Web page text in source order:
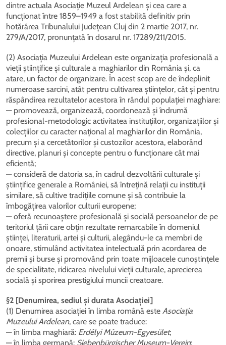
dintre actuala Asociație Muzeul Ardelean și cea care a
funcționat între 1859–1949 a fost stabilită definitiv prin
hotărârea Tribunalului Județean Cluj din 2 martie 2017, nr.
279/A/2017, pronunțată în dosarul nr. 17289/211/2015.
(2) Asociația Muzeului Ardelean este organizația profesională a
vieții științifice și culturale a maghiarilor din România și, ca
atare, un factor de organizare. În acest scop are de îndeplinit
numeroase sarcini, atât pentru cultivarea științelor, cât și pentru
răspândirea rezultatelor acestora în rândul populației maghiare:
— promovează, organizează, coordonează și îndrumă
profesional-metodologic activitatea instituțiilor, organizațiilor și
colecțiilor cu caracter național al maghiarilor din România,
precum și a cercetătorilor și custozilor acestora, elaborând
directive, planuri și concepte pentru o funcționare cât mai
eficientă;
— consideră de datoria sa, în cadrul dezvoltării culturale și
științifice generale a României, să întrețină relații cu instituții
similare, să cultive tradițiile comune și să contribuie la
îmbogățirea valorilor culturii europene;
— oferă recunoaștere profesională și socială persoanelor de pe
teritoriul țării care obțin rezultate remarcabile în domeniul
științei, literaturii, artei și culturii, alegându-le ca membri de
onoare, stimulând activitatea intelectuală prin acordarea de
premii și burse și promovând prin toate mijloacele cunoștințele
de specialitate, ridicarea nivelului vieții culturale, aprecierea
socială și sporirea prestigiului muncii creatoare.
§2 [Denumirea, sediul și durata Asociației]
(1) Denumirea asociației în limba română este Asociația
Muzeului Ardelean, care se poate traduce:
— în limba maghiară: Erdélyi Múzeum-Egyesület;
— în limba germană: Siebenbürgischer Museum-Verein;